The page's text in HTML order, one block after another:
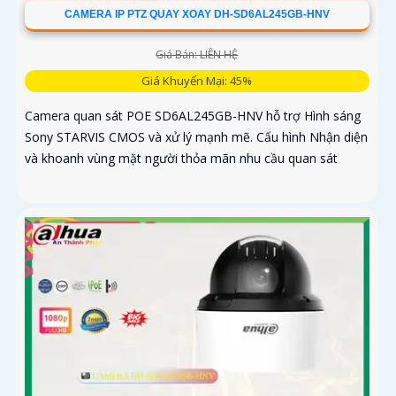
CAMERA IP PTZ QUAY XOAY DH-SD6AL245GB-HNV
Giá Bán: LIÊN HỆ
Giá Khuyến Mại: 45%
Camera quan sát POE SD6AL245GB-HNV hỗ trợ Hình sáng
Sony STARVIS CMOS và xử lý mạnh mẽ. Cấu hình Nhận diện
và khoanh vùng mặt người thỏa mãn nhu cầu quan sát